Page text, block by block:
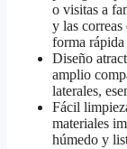
o visitas a
y las
forma rápida
Diseño
amplio
laterales,
Fácil
materiales
húmedo y